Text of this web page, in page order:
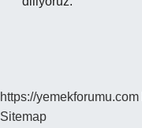
https://yemekforumu.com
Sitemap